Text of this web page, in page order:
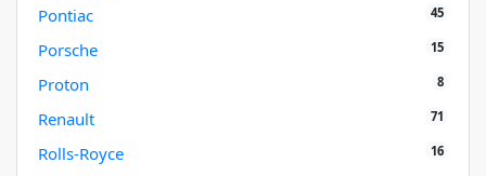
Pontiac 45
Porsche 15
Proton 8
Renault 71
Rolls-Royce 16